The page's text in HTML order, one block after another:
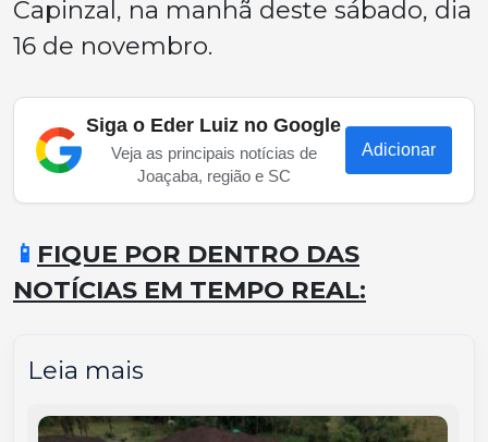
Capinzal, na manhã deste sábado, dia
16 de novembro.
Siga o Eder Luiz no Google
Veja as principais notícias de
Joaçaba, região e SC
Adicionar
📱 FIQUE POR DENTRO DAS
NOTÍCIAS EM TEMPO REAL:
Leia mais